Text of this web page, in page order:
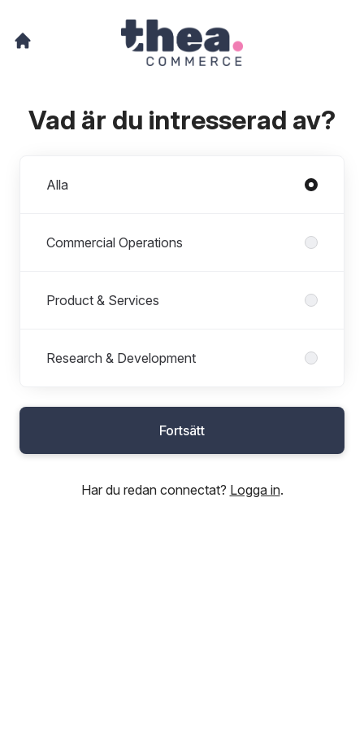
Vad är du intresserad av?
Alla
Commercial Operations
Product & Services
Research & Development
Fortsätt
Har du redan connectat? Logga in.